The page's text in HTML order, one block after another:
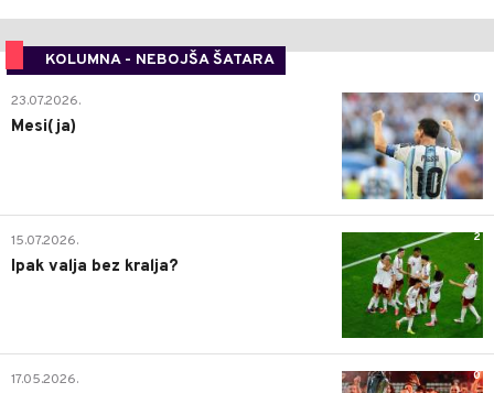
KOLUMNA - NEBOJŠA ŠATARA
0
23.07.2026.
Mesi(ja)
2
15.07.2026.
Ipak valja bez kralja?
0
17.05.2026.